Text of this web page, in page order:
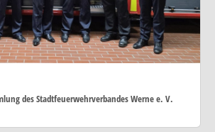
des Stadtfeuerwehrverbandes Werne e. V.